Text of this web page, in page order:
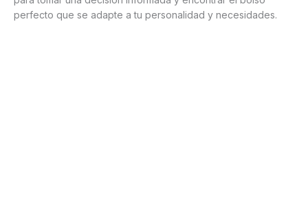
perfecto que se adapte a tu personalidad y necesidades.